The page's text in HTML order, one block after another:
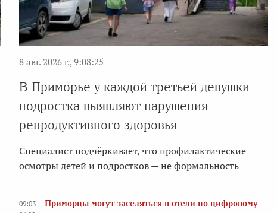
8 авг. 2026 г., 9:08:25
В Приморье у каждой третьей девушки-
подростка выявляют нарушения
репродуктивного здоровья
Специалист подчёркивает, что профилактические
осмотры детей и подростков — не формальность
09:03
Приморцы могут заселяться в отели по цифровому